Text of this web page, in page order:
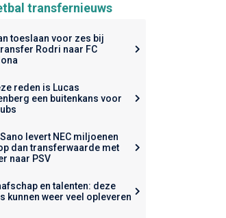
transfernieuws
toeslaan voor zes bij
Rodri naar FC
reden is Lucas
een buitenkans voor
levert NEC miljoenen
dan transferwaarde met
naar PSV
en talenten: deze
kunnen weer veel opleveren